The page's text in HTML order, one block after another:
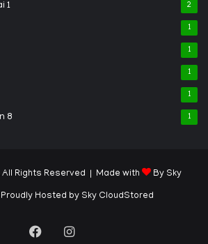
1 2
1
1
1
1
8 1
Rights Reserved | Made with By Sky
| Proudly Hosted by Sky CloudStored
FacebookInstagram